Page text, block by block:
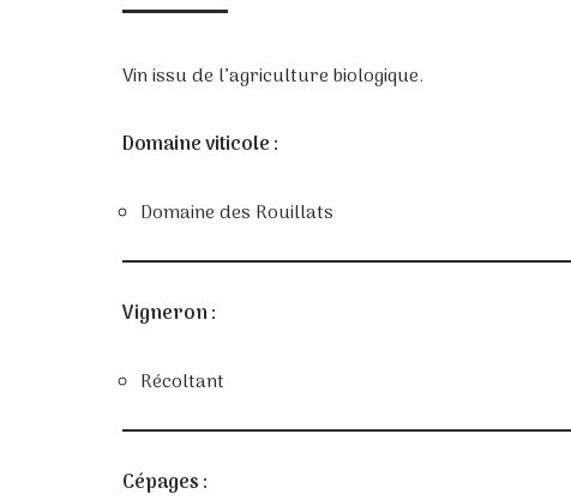
Vin issu de l’agriculture biologique.
Domaine viticole :
Domaine des Rouillats
Vigneron :
Récoltant
Cépages :